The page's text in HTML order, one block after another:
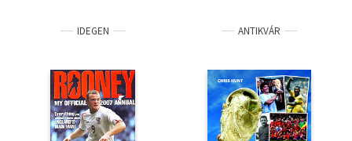
IDEGEN ANTIKVÁR